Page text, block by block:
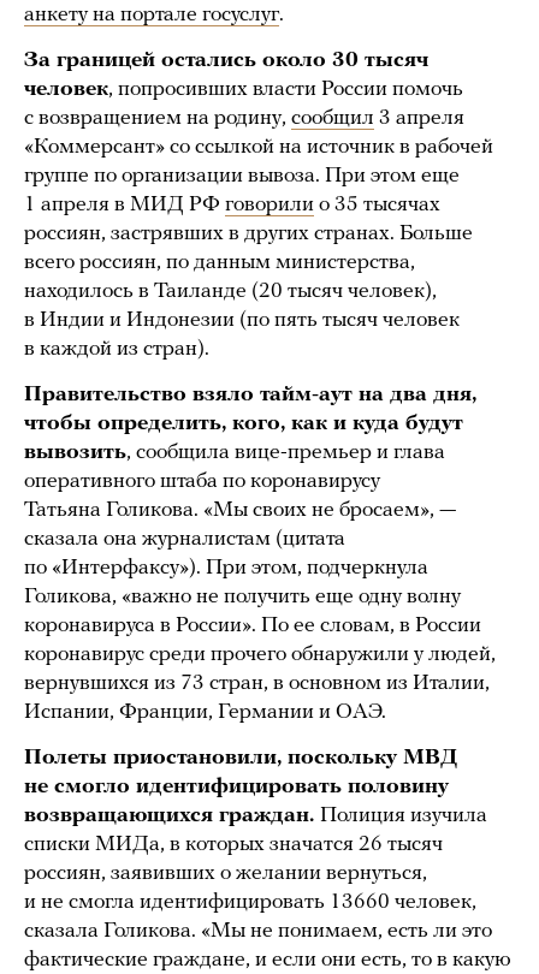
анкету на портале госуслуг.
За границей остались около 30 тысяч
человек, попросивших власти России помочь
с возвращением на родину, сообщил 3 апреля
«Коммерсант» со ссылкой на источник в рабочей
группе по организации вывоза. При этом еще
1 апреля в МИД РФ говорили о 35 тысячах
россиян, застрявших в других странах. Больше
всего россиян, по данным министерства,
находилось в Таиланде (20 тысяч человек),
в Индии и Индонезии (по пять тысяч человек
в каждой из стран).
Правительство взяло тайм-аут на два дня,
чтобы определить, кого, как и куда будут
вывозить, сообщила вице-премьер и глава
оперативного штаба по коронавирусу
Татьяна Голикова. «Мы своих не бросаем», —
сказала она журналистам (цитата
по «Интерфаксу»). При этом, подчеркнула
Голикова, «важно не получить еще одну волну
коронавируса в России». По ее словам, в России
коронавирус среди прочего обнаружили у людей,
вернувшихся из 73 стран, в основном из Италии,
Испании, Франции, Германии и ОАЭ.
Полеты приостановили, поскольку МВД
не смогло идентифицировать половину
возвращающихся граждан. Полиция изучила
списки МИДа, в которых значатся 26 тысяч
россиян, заявивших о желании вернуться,
и не смогла идентифицировать 13660 человек,
сказала Голикова. «Мы не понимаем, есть ли это
фактические граждане, и если они есть, то в какую